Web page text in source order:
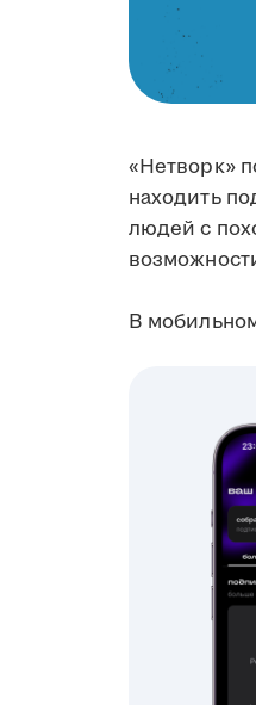
«Нетворк»
находить
людей с
В